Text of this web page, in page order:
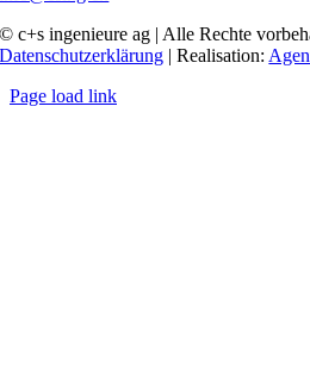
© c+s ingenieure ag | Alle Rechte
Datenschutzerklärung | Realisation:
Page load link